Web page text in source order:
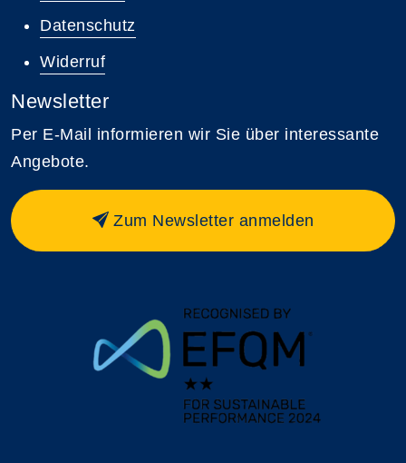
Datenschutz
Widerruf
Newsletter
Per E-Mail informieren wir Sie über interessante
Angebote.
Zum Newsletter anmelden